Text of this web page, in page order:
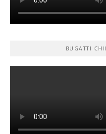
BUGATTI